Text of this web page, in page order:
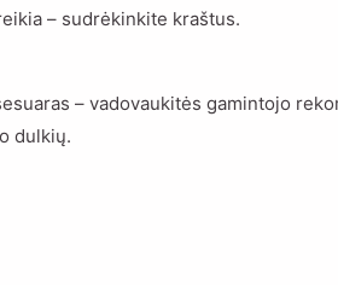
– sudrėkinkite kraštus.
– vadovaukitės gamintojo
dulkių.